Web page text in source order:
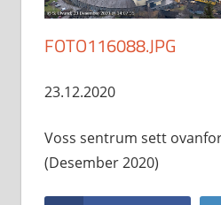
FOTO116088.JPG
23.12.2020
Voss sentrum sett
(Desember 2020)